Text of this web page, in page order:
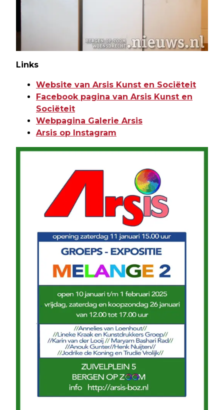
Links
Website van Arsis Kunst en Sociëteit
Facebook pagina van Arsis Kunst en
Sociëteit
Webpagina Galerie Arsis
Arsis op Instagram